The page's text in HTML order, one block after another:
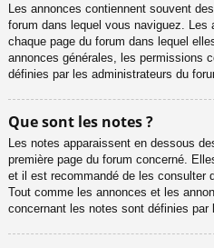
Les annonces contiennent souvent
forum dans lequel vous naviguez. Les
chaque page du forum dans lequel
annonces générales, les permissions
définies par les administrateurs du
Que sont les notes ?
Les notes apparaissent en dessous
première page du forum concerné.
et il est recommandé de les consulter
Tout comme les annonces et les
concernant les notes sont définies par